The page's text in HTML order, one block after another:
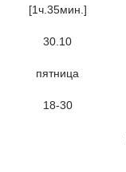
[1ч.35мин.]
30.10
пятница
18-30